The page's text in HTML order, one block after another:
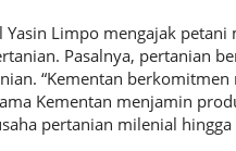
Yasin Limpo mengajak
Pasalnya, pertanian
“Kementan
Kementan menjamin
pertanian milenial hingga